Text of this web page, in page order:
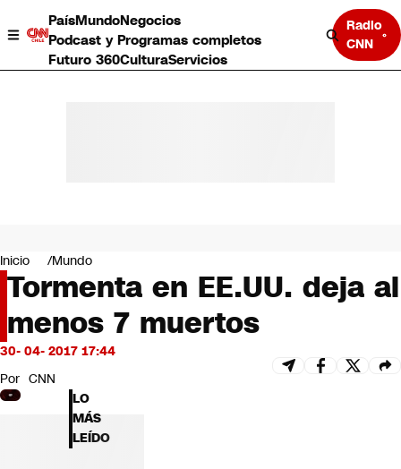
PaísMundoNegocios
Podcast y Programas completos
Futuro 360CulturaServicios
Radio
CNN
Negocios
Deportes
Programas completos
Cultura
Servicios
Bits
CNN Data
CNN tiempo
Futuro 360
Inicio Mundo
Tormenta en EE.UU. deja al
menos 7 muertos
30- 04- 2017 17:44
Por CNN
LO
MÁS
LEÍDO